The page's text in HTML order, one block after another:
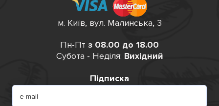
Пн-Пт з 08.00 до 18.00
Субота - Неділя: Вихідний
Підписка
м. Київ, вул. Малинська, 3